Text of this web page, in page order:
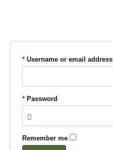
Username or email address
*
Password
*
Remember me